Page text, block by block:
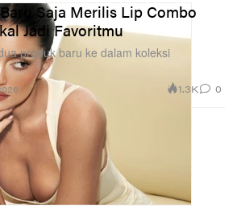
Saja Merilis Lip Combo
Jadi Favoritmu
produk baru ke dalam koleksi
1.3K 0